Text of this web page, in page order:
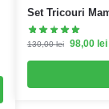
Set Tricouri
130,00lei 98,00 lei